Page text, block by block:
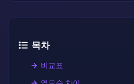
목차
비교표